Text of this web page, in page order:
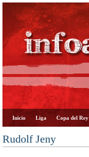
Inicio Liga Copa del Rey
Rudolf Jeny